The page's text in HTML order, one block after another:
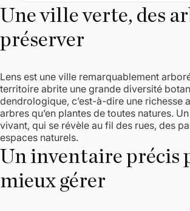
Une ville verte, des
préserver
Lens est une ville remarquablement
territoire abrite une grande diversité
dendrologique, c’est-à-dire une richesse
arbres qu’en plantes de toutes natures.
vivant, qui se révèle au fil des rues, des
espaces naturels.
Un inventaire précis
mieux gérer